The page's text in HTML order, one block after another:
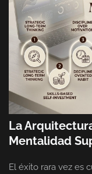
La
Mentalidad
El éxito rara vez es